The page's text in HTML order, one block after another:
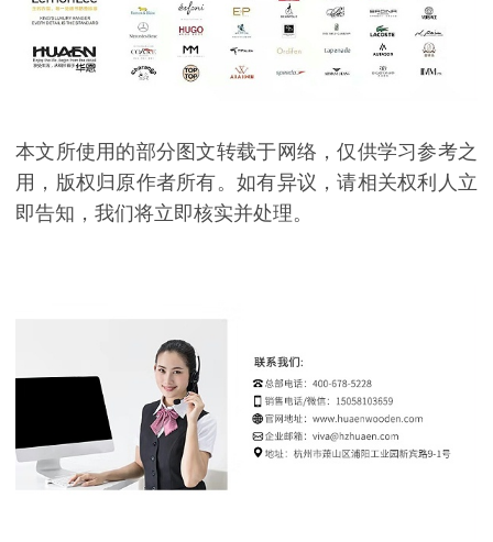
本文所使用的部分图文转载于网络，仅供学习参考之
用，版权归原作者所有。如有异议，请相关权利人立
即告知，我们将立即核实并处理。